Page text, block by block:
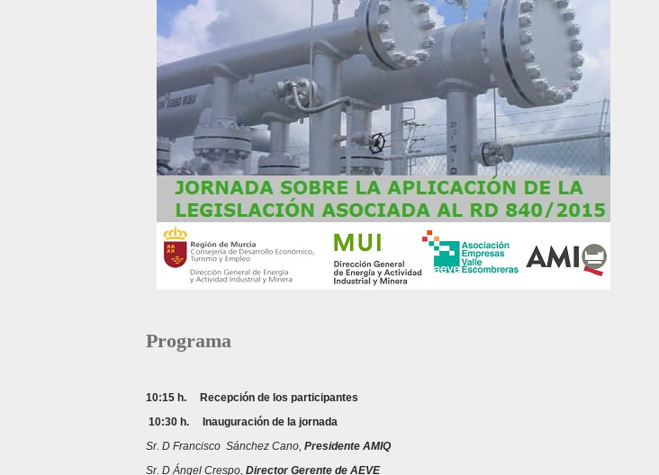
Programa
10:15 h. Recepción de los participantes
10:30 h. Inauguración de la jornada
Sr. D Francisco Sánchez Cano, Presidente AMIQ
Sr. D Ángel Crespo, Director Gerente de AEVE